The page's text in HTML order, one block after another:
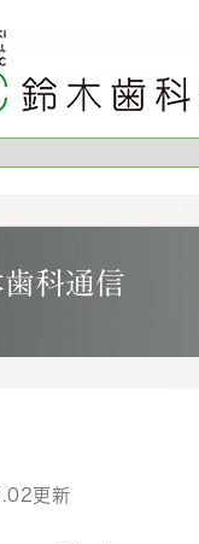
科通信
更新